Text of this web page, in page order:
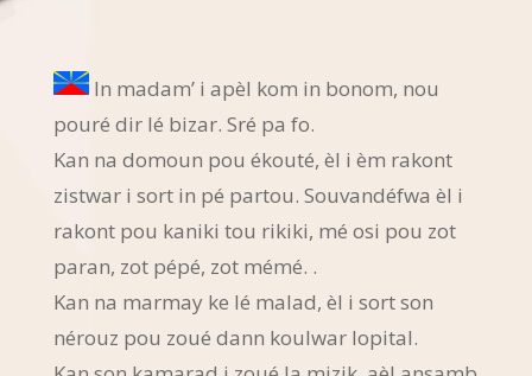
In madam’ i apèl kom in bonom, nou
pouré dir lé bizar. Sré pa fo.
Kan na domoun pou ékouté, èl i èm rakont
zistwar i sort in pé partou. Souvandéfwa èl i
rakont pou kaniki tou rikiki, mé osi pou zot
paran, zot pépé, zot mémé. .
Kan na marmay ke lé malad, èl i sort son
nérouz pou zoué dann koulwar lopital.